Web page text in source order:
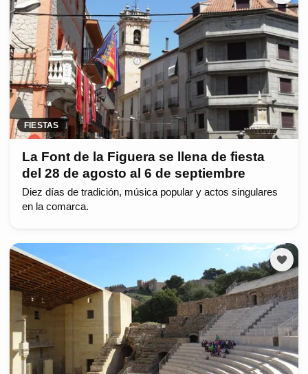
FIESTAS
La Font de la Figuera se llena de fiesta
del 28 de agosto al 6 de septiembre
Diez días de tradición, música popular y actos singulares
en la comarca.